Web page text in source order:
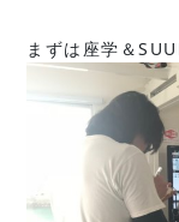
まずは座学＆